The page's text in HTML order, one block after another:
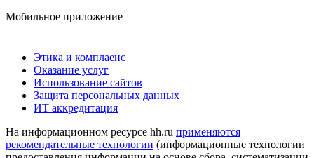
Мобильное приложение
Этика и комплаенс
Оказание услуг
Использование сайтов
Защита персональных данных
ИТ аккредитация
На информационном ресурсе hh.ru применяются
рекомендательные технологии (информационные технологии